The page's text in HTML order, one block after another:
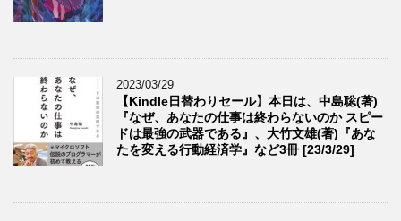
2023/03/29
【Kindle日替わりセール】本日は、中島聡(著)
『なぜ、あなたの仕事は終わらないのか スピー
ドは最強の武器である』、大竹文雄(著)『あな
たを変える行動経済学』など3冊 [23/3/29]